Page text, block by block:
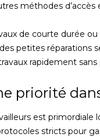
méthodes d’accès
de courte durée
petites réparations
rapidement
priorité
est primordiale
stricts pour